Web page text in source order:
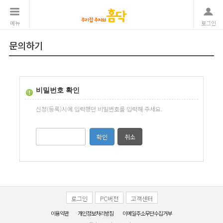
메뉴 로그인
문의하기
비밀번호 확인
신청(등록)시에 입력했던 비밀번호를 입력해 주세요.
로그인 PC버전 고객센터
이용약관 개인정보처리방침 이메일주소무단수집거부